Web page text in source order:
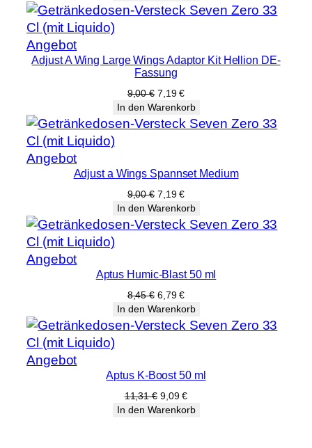
AngebotProdukt
im
Adjust A Wing Large Wings Adaptor Kit Hellion DE-
Fassung
9,00€ Ursprünglicher
Preis
war:
9,00 €
7,19€Aktueller
Preis
ist:
7,19 €.
In den Warenkorb
AngebotProdukt
im
Adjust a Wings Spannset Medium
9,00€ Ursprünglicher
Preis
war:
9,00 €
7,19€Aktueller
Preis
ist:
7,19 €.
In den Warenkorb
AngebotProdukt
Aptus Humic-Blast 50 ml
8,45€ Ursprünglicher
Preis
war:
8,45 €
6,79€Aktueller
Preis
ist:
6,79 €.
In den Warenkorb
AngebotProdukt
Angebot
Aptus K-Boost 50 ml
11,31€ Ursprünglicher
Preis
9,09€Aktueller
Preis
In den Warenkorb